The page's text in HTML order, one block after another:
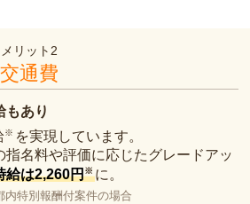
リット2
通費
もあり
※ を実現しています。
指名料や評価に応じたグレードアッ
給は2,260円※ に。
特別報酬付案件の場合